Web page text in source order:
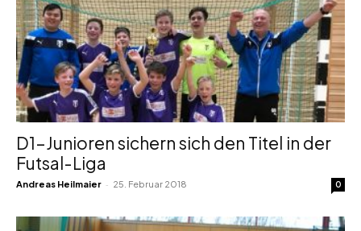
D1-Junioren sichern sich den Titel in der
Futsal-Liga
Andreas Heilmaier - 25. Februar 2018 0